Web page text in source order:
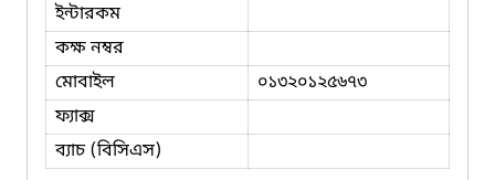
ইন্টারকম
কক্ষ নম্বর
মোবাইল
০১৩২০১২৫৬৭৩
ফ্যাক্স
ব্যাচ (বিসিএস)